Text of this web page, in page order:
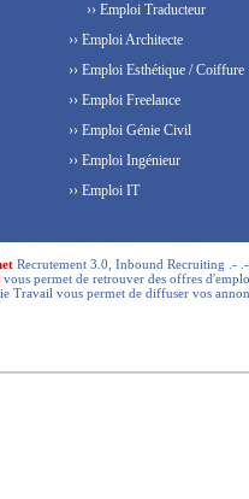
›› Emploi Traducteur
›› Emploi Architecte
›› Emploi Esthétique / Coiffure
›› Emploi Freelance
›› Emploi Génie Civil
›› Emploi Ingénieur
›› Emploi IT
Recrutement 3.0, Inbound Recruiting .-
vous permet de retrouver des offres
Travail vous permet de diffuser vos